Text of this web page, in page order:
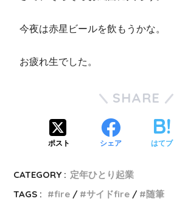
今夜は赤星ビールを飲もうかな。
お疲れ生でした。
SHARE
ポスト シェア はてブ
CATEGORY : 定年ひとり起業
TAGS :
fire サイドfire 随筆